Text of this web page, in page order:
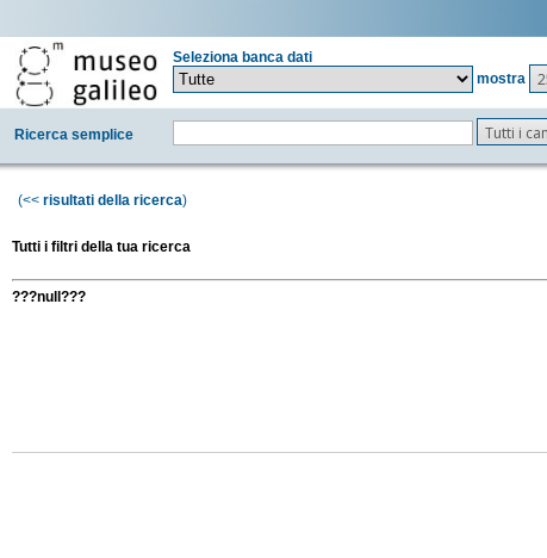
Seleziona banca dati
mostra
Ricerca semplice Tutti i
(<< risultati della ricerca)
Tutti i filtri della tua ricerca
???null???